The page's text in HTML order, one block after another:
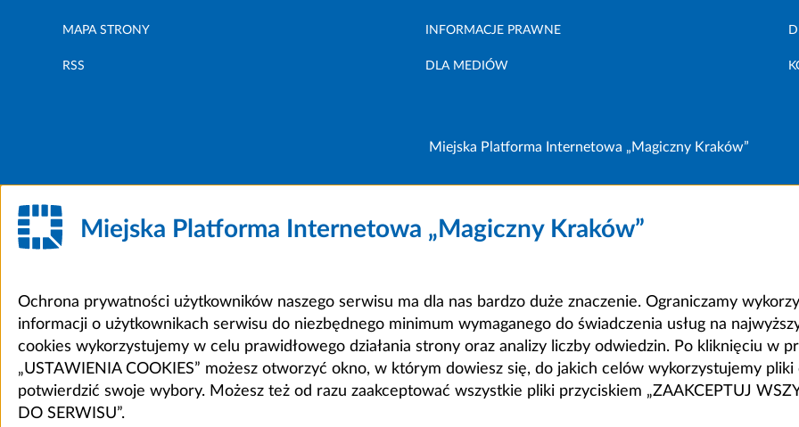
MAPA STRONY INFORMACJE PRAWNE
RSS DLA MEDIÓW
Miejska Platforma Internetowa „Magiczny Kraków”
Miejska Platforma Internetowa „Magiczny Kraków”
Ochrona prywatności użytkowników naszego serwisu ma dla nas bardzo duże znaczenie. Ograniczamy
informacji o użytkownikach serwisu do niezbędnego minimum wymaganego do świadczenia usług na
cookies wykorzystujemy w celu prawidłowego działania strony oraz analizy liczby odwiedzin. Po kliknięciu w
„USTAWIENIA COOKIES” możesz otworzyć okno, w którym dowiesz się, do jakich celów wykorzystujemy pliki
potwierdzić swoje wybory. Możesz też od razu zaakceptować wszystkie pliki przyciskiem „ZAAKCEPTUJ
DO SERWISU”.